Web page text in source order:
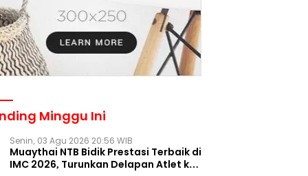
Minggu Ini
Senin, 03 Agu 2026 20:56 WIB
Muaythai NTB Bidik Prestasi Terbaik di
IMC 2026, Turunkan Delapan Atlet ke